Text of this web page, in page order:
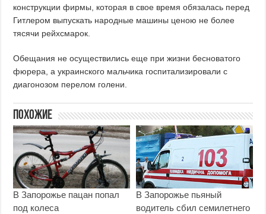
конструкции фирмы, которая в свое время обязалась перед
Гитлером выпускать народные машины ценою не более
тясячи рейхсмарок.
Обещания не осуществились еще при жизни бесноватого
фюрера, а украинского мальчика госпитализировали с
диагонозом перелом голени.
Похожие
В Запорожье пацан попал
под колеса
В Запорожье пьяный
водитель сбил семилетнего